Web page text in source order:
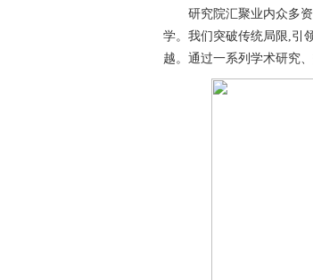
研究院汇聚业内众多
学。我们突破传统局限,引
越。通过一系列学术研究